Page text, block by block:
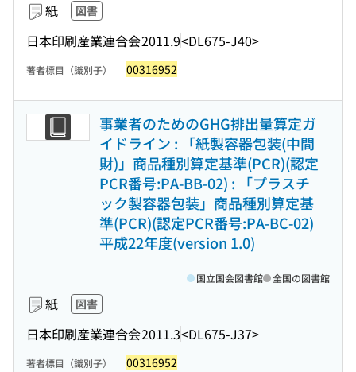
紙 図書
日本印刷産業連合会2011.9<DL675-J40>
著者標目（識別子） 00316952
事業者のためのGHG排出量算定ガ
イドライン : 「紙製容器包装(中間
財)」商品種別算定基準(PCR)(認定
PCR番号:PA-BB-02) : 「プラスチ
ック製容器包装」商品種別算定基
準(PCR)(認定PCR番号:PA-BC-02)
平成22年度(version 1.0)
紙 図書
日本印刷産業連合会2011.3<DL675-J37>
国立国会図書館 全国の図書館
著者標目（識別子） 00316952